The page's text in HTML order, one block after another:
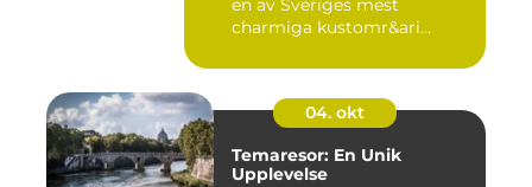
en av Sveriges mest
charmiga kustomr&ari...
04. okt
Temaresor: En Unik
Upplevelse